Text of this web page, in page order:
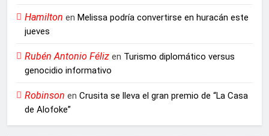
Hamilton en Melissa podría convertirse en huracán este
jueves
Rubén Antonio Féliz en Turismo diplomático versus
genocidio informativo
Robinson en Crusita se lleva el gran premio de “La Casa
de Alofoke”